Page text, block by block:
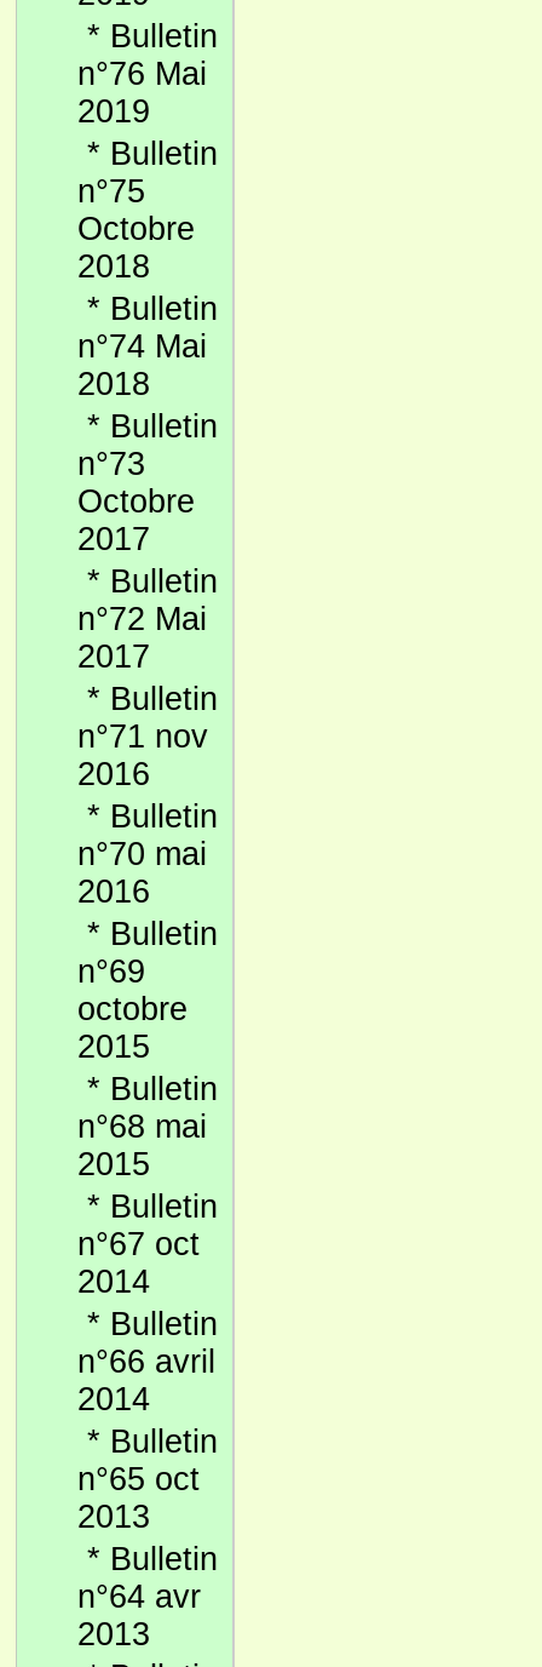
* Bulletin
n°76 Mai
2019
* Bulletin
n°75
Octobre
2018
* Bulletin
n°74 Mai
2018
* Bulletin
n°73
Octobre
2017
* Bulletin
n°72 Mai
2017
* Bulletin
n°71 nov
2016
* Bulletin
n°70 mai
2016
* Bulletin
n°69
octobre
2015
* Bulletin
n°68 mai
2015
* Bulletin
n°67 oct
2014
* Bulletin
n°66 avril
2014
* Bulletin
n°65 oct
2013
* Bulletin
n°64 avr
2013